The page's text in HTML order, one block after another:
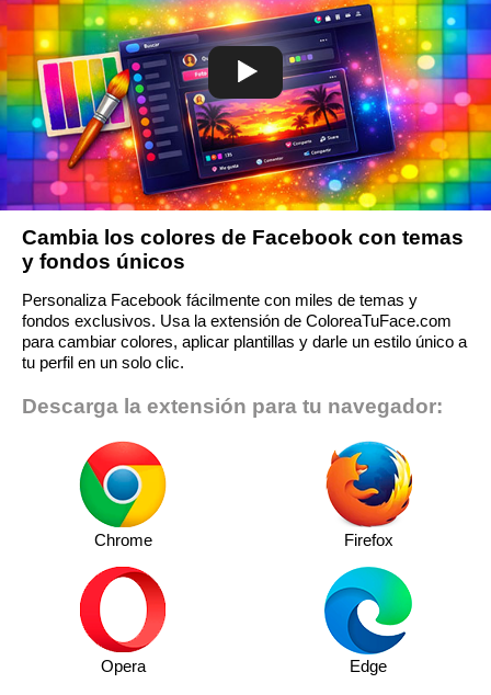
Cambia los colores de Facebook con temas
y fondos únicos
Personaliza Facebook fácilmente con miles de temas y
fondos exclusivos. Usa la extensión de ColoreaTuFace.com
para cambiar colores, aplicar plantillas y darle un estilo único a
tu perfil en un solo clic.
Descarga la extensión para tu navegador:
Chrome Firefox
Opera Edge